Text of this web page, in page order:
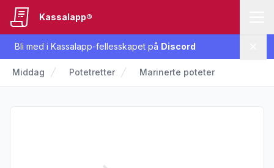
Bli med i Kassalapp-fellesskapet på Discord
Kassalapp®
Middag Potetretter Marinerte poteter